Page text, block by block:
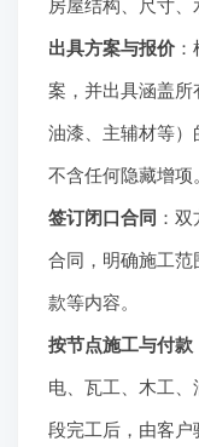
房屋结构、尺寸、
出具方案与报价
案，并出具涵盖所
油漆、主辅材等
不含任何隐藏增项。
签订闭口合同 ：
合同，明确施工
款等内容。
按节点施工与付款
电、瓦工、木工
段完工后，由客